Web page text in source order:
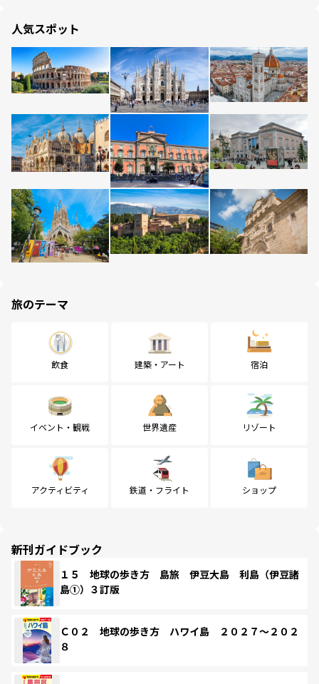
人気スポット
旅のテーマ
飲食 建築・アート 宿泊
イベント・観戦 世界遺産 リゾート
アクティビティ 鉄道・フライト ショップ
新刊ガイドブック
１５ 地球の歩き方 島旅 伊豆大島 利島（伊豆諸
島①）３訂版
Ｃ０２ 地球の歩き方 ハワイ島 ２０２７～２０２
８